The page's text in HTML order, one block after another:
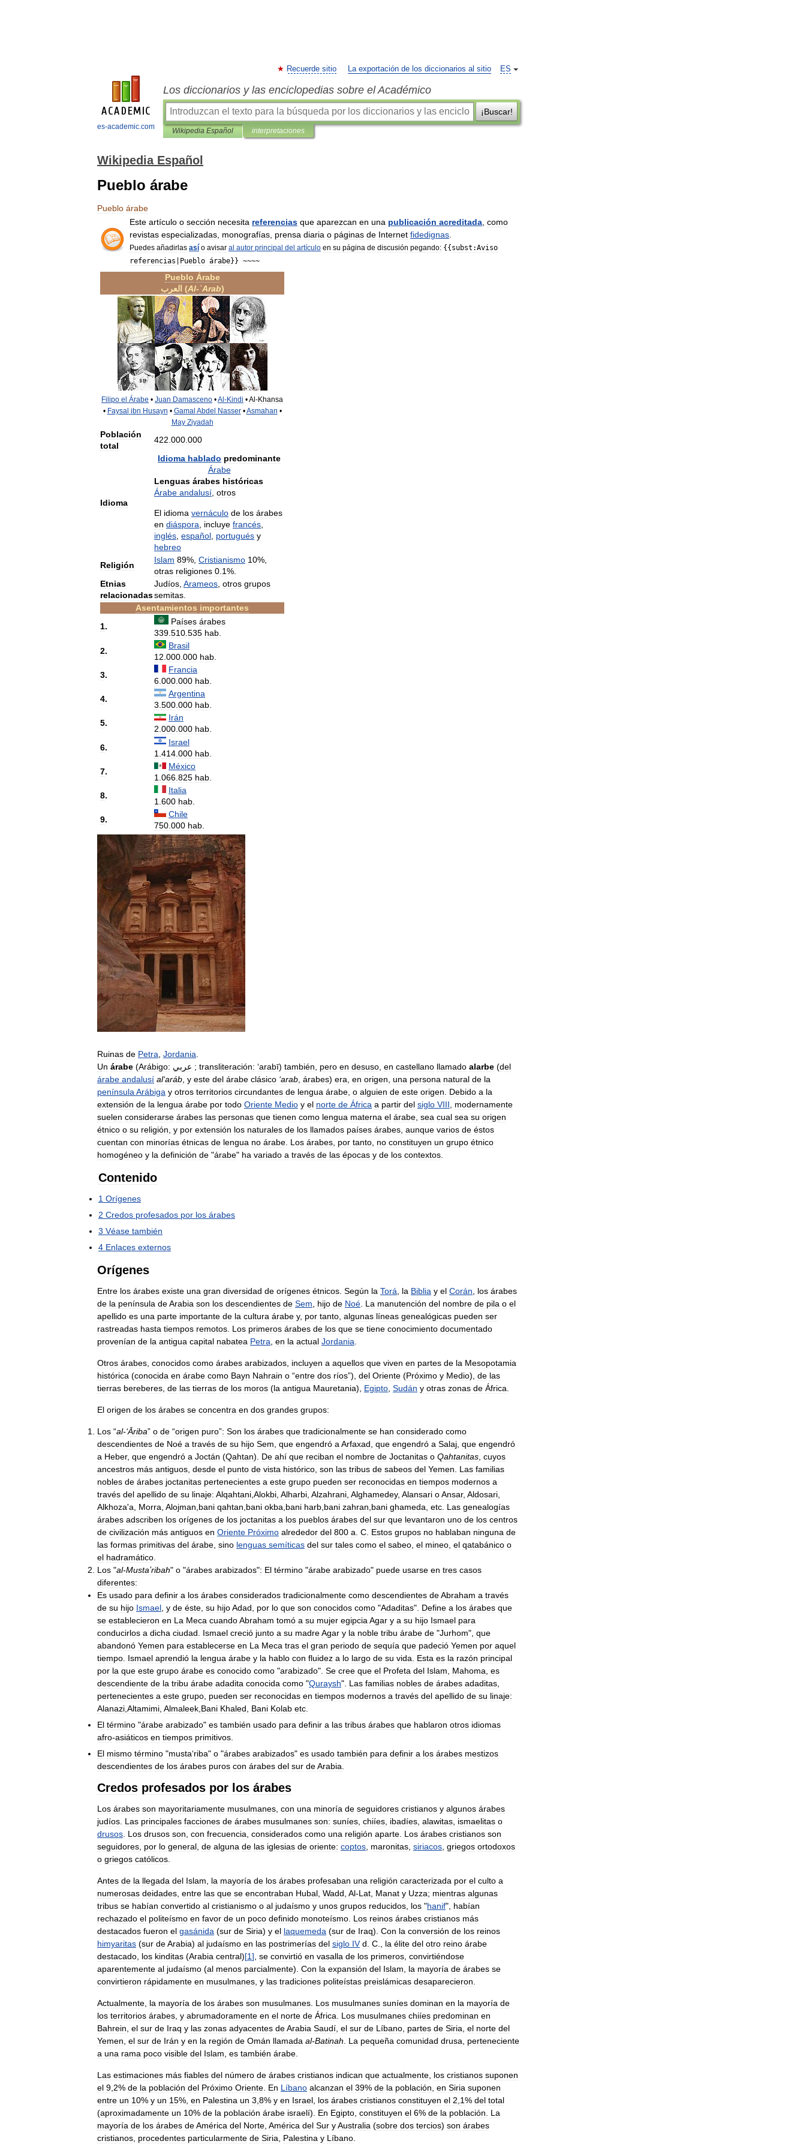
es-academic.com
ES
Recuerde sitio La exportación de los diccionarios al sitio
Los diccionarios y las enciclopedias sobre el Académico
¡Buscar!
Wikipedia Español interpretaciones
Wikipedia Español
Pueblo árabe
Pueblo árabe
Este artículo o sección necesita referencias que aparezcan en una publicación acreditada como
revistas especializadas monografías prensa diaria o páginas de Internet fidedignas
Puedes añadirlas así o avisar al autor principal del artículo en su página de discusión pegando: {{ subst:Aviso
referencias
Pueblo árabe}} ~~~~
Pueblo Árabe
العرب (Al-ʿArab)
Filipo el Árabe • Juan Damasceno •Al-Kindi •Al-Khansa
• Faysal ibn Husayn • Gamal Abdel Nasser•Asmahan •
May Ziyadah
Población
total
422 000 000
Idioma
Idioma hablado predominante
Árabe
Lenguas árabes históricas
Árabe andalusí otros
El idioma vernáculo de los árabes
en diáspora incluye francés
inglés español portugués y
hebreo
Religión
Islam 89%, Cristianismo 10%,
otras religiones 0 1%.
Etnias
relacionadas
Judíos Arameos otros grupos
semitas
Asentamientos importantes
1. Países árabes
339 510 535 hab
2.
Brasil
12 000 000 hab
3.
Francia
6 000 000 hab
4.
Argentina
3 500 000 hab
5.
Irán
2 000 000 hab
6.
Israel
1 414 000 hab
7.
México
1 066 825 hab
8.
Italia
1 600 hab
9.
Chile
750 000 hab
Ruinas de Petra Jordania
Un árabe (Arábigo: عربي ; transliteración: ʻarabī) también pero en desuso en castellano llamado alarbe (del
árabe andalusí al‘aráb y este del árabe clásico ‘arab árabes) era en origen una persona natural de la
península Arábiga y otros territorios circundantes de lengua árabe o alguien de este origen Debido a la
extensión de la lengua árabe por todo Oriente Medio y el norte de África a partir del siglo VIII
modernamente
suelen considerarse árabes las personas que tienen como lengua materna el árabe sea cual sea su origen
étnico o su religión y por extensión los naturales de los llamados países árabes aunque varios de éstos
cuentan con minorías étnicas de lengua no árabe Los árabes por tanto no constituyen un grupo étnico
homogéneo y la definición de "árabe" ha variado a través de las épocas y de los contextos
Contenido
1 Orígenes
2 Credos profesados por los árabes
3 Véase también
4 Enlaces externos
Orígenes
Entre los árabes existe una gran diversidad de orígenes étnicos Según la Torá la Biblia y el Corán los árabes
de la península deArabia son los descendientes de Sem hijo de Noé La manutención del nombre de pila o el
apellido es una parte importante de la cultura árabe y, por tanto algunas líneas genealógicas pueden ser
rastreadas hasta tiempos remotos Los primeros árabes de los que se tiene conocimiento documentado
provenían de la antigua capital nabatea Petra en la actual Jordania
Otros árabes conocidos como árabes arabizados incluyen a aquellos que viven en partes de la Mesopotamia
histórica (conocida en árabe como Bayn Nahrain o “entre dos ríos”), del Oriente (Próximo y Medio), de las
tierras bereberes de las tierras de los moros (la antigua Mauretania), Egipto Sudán y otras zonas de África
El origen de los árabes se concentra en dos grandes grupos:
Los “al-‘Āriba” o de “origen puro”: Son los árabes que tradicionalmente se han considerado como
descendientes de Noé a través de su hijo Sem que engendró a Arfaxad que engendró a Salaj que engendró
a Heber, que engendró a Joctán (Qahtan). De ahí que reciban el nombre de Joctanitas o Qahtanitas cuyos
ancestros más antiguos desde el punto de vista histórico son las tribus de sabeos del Yemen Las familias
nobles de árabes joctanitas pertenecientes a este grupo pueden ser reconocidas en tiempos modernos a
través del apellido de su linaje: Alqahtani Alokbi Alharbi Alzahrani Alghamedey, Alansari oAnsar, Aldosari
Alkhoza'a Morra Alojman bani qahtan bani okba bani harb bani zahran bani ghameda etc Las genealogías
árabes adscriben los orígenes de los joctanitas a los pueblos árabes del sur que levantaron uno de los centros
de civilización más antiguos en Oriente Próximo alrededor del 800 a C Estos grupos no hablaban ninguna de
las formas primitivas del árabe sino lenguas semíticas del sur tales como el sabeo el mineo el qatabánico o
el hadramático
Los "al-Mustaʻribah" o "árabes arabizados": El término "árabe arabizado" puede usarse en tres casos
diferentes:
Es usado para definir a los árabes considerados tradicionalmente como descendientes deAbraham a través
de su hijo Ismael y de éste su hijoAdad por lo que son conocidos como "Adaditas". Define a los árabes que
se establecieron en La Meca cuandoAbraham tomó a su mujer egipcia Agar y a su hijo Ismael para
conducirlos a dicha ciudad Ismael creció junto a su madreAgar y la noble tribu árabe de "Jurhom", que
abandonó Yemen para establecerse en La Meca tras el gran periodo de sequía que padeció Yemen por aquel
tiempo Ismael aprendió la lengua árabe y la hablo con fluidez a lo largo de su vida Esta es la razón principal
por la que este grupo árabe es conocido como "arabizado". Se cree que el Profeta del Islam Mahoma es
descendiente de la tribu árabe adadita conocida como "Quraysh". Las familias nobles de árabes adaditas
pertenecientes a este grupo pueden ser reconocidas en tiempos modernos a través del apellido de su linaje:
Alanazi Altamimi Almaleek Bani Khaled Bani Kolab etc
El término "árabe arabizado" es también usado para definir a las tribus árabes que hablaron otros idiomas
afro-asiáticos en tiempos primitivos
El mismo término "mustaʻriba" o "árabes arabizados" es usado también para definir a los árabes mestizos
descendientes de los árabes puros con árabes del sur deArabia
Credos profesados por los árabes
Los árabes son mayoritariamente musulmanes con una minoría de seguidores cristianos y algunos árabes
judíos Las principales facciones de árabes musulmanes son: suníes chiíes ibadíes alawitas ismaelitas o
drusos Los drusos son con frecuencia considerados como una religión aparte Los árabes cristianos son
seguidores por lo general de alguna de las iglesias de oriente: coptos maronitas siriacos griegos ortodoxos
o griegos católicos
Antes de la llegada del Islam la mayoría de los árabes profesaban una religión caracterizada por el culto a
numerosas deidades entre las que se encontraban Hubal Wadd Al-Lat Manat y Uzza; mientras algunas
tribus se habían convertido al cristianismo o al judaísmo y unos grupos reducidos los "hanif", habían
rechazado el politeísmo en favor de un poco definido monoteísmo Los reinos árabes cristianos más
destacados fueron el gasánida (sur de Siria) y el laquemeda (sur de Iraq). Con la conversión de los reinos
himyaritas (sur deArabia) al judaísmo en las postrimerías del siglo IV d C la élite del otro reino árabe
destacado los kinditas (Arabia central)[1] se convirtió en vasalla de los primeros convirtiéndose
aparentemente al judaísmo (al menos parcialmente). Con la expansión del Islam la mayoría de árabes se
convirtieron rápidamente en musulmanes y las tradiciones politeístas preislámicas desaparecieron
Actualmente la mayoría de los árabes son musulmanes Los musulmanes suníes dominan en la mayoría de
los territorios árabes y abrumadoramente en el norte de África Los musulmanes chiíes predominan en
Bahrein el sur de Iraq y las zonas adyacentes deArabia Saudí el sur de Líbano partes de Siria el norte del
Yemen el sur de Irán y en la región de Omán llamada al-Batinah La pequeña comunidad drusa
perteneciente
a una rama poco visible del Islam es también árabe
Las estimaciones más fiables del número de árabes cristianos indican que actualmente los cristianos suponen
el 9 2% de la población del Próximo Oriente En Líbano alcanzan el 39% de la población en Siria suponen
entre un 10% y un 15%, en Palestina un 3 8% y en Israel los árabes cristianos constituyen el 2 1% del total
(aproximadamente un 10% de la población árabe israelí). En Egipto constituyen el 6% de la población
La
mayoría de los árabes deAmérica del Norte América del Sur yAustralia (sobre dos tercios) son árabes
cristianos procedentes particularmente de Siria Palestina y Líbano